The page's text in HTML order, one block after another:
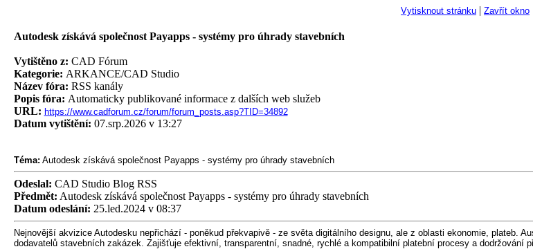
Vytisknout stránku | Zavřít okno
Autodesk získává společnost Payapps - systémy pro úhrady stavebních
Vytištěno z: CAD Fórum
Kategorie: ARKANCE/CAD Studio
Název fóra: RSS kanály
Popis fóra: Automaticky publikované informace z dalších web služeb
URL: https://www.cadforum.cz/forum/forum_posts.asp?TID=34892
Datum vytištění: 07.srp.2026 v 13:27
Téma: Autodesk získává společnost Payapps - systémy pro úhrady stavebních
Odeslal: CAD Studio Blog RSS
Předmět: Autodesk získává společnost Payapps - systémy pro úhrady stavebních
Datum odeslání: 25.led.2024 v 08:37
Nejnovější akvizice Autodesku nepřichází - poněkud překvapivě - ze světa digitálního designu, ale z oblasti ekonomie, plateb.
dodavatelů stavebních zakázek. Zajišťuje efektivní, transparentní, snadné, rychlé a kompatibilní platební procesy a dodržování